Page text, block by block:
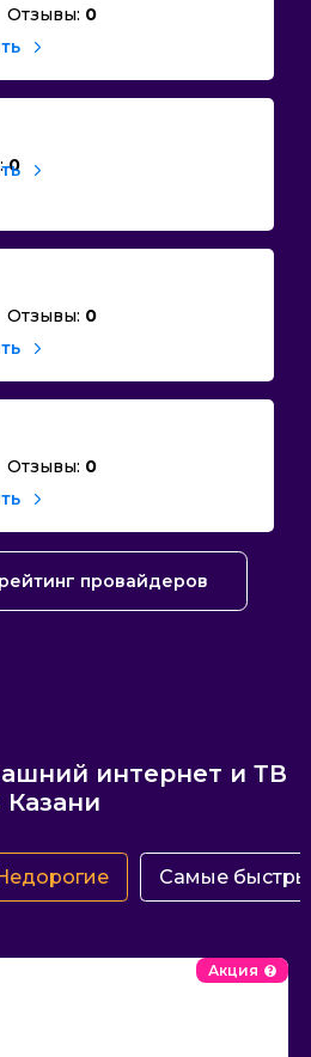
Отзывы: 0
0
Отзывы: 0
Отзывы: 0
провайдеров
интернет и ТВ
Казани
Самые
Акция